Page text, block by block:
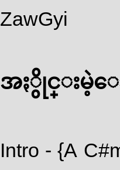
ZawGyi
အႏွိုင္းမဲ့ေ
Intro - {A